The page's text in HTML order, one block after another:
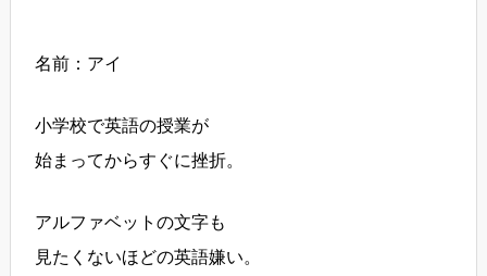
名前：アイ
小学校で英語の授業が
始まってからすぐに挫折。
アルファベットの文字も
見たくないほどの英語嫌い。